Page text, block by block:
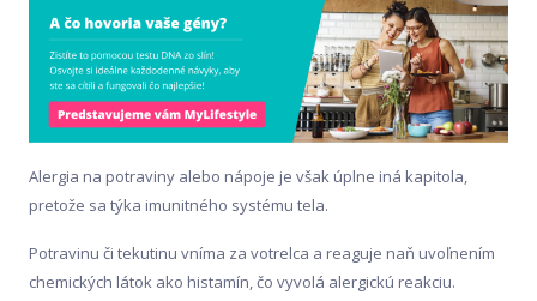
Alergia na potraviny alebo nápoje je však úplne iná kapitola,
pretože sa týka imunitného systému tela.
Potravinu či tekutinu vníma za votrelca a reaguje naň uvoľnením
chemických látok ako histamín, čo vyvolá alergickú reakciu.